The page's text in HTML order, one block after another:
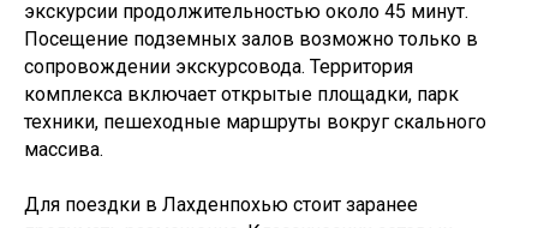
экскурсии продолжительностью около 45 минут.
Посещение подземных залов возможно только в
сопровождении экскурсовода. Территория
комплекса включает открытые площадки, парк
техники, пешеходные маршруты вокруг скального
массива.
Для поездки в Лахденпохью стоит заранее